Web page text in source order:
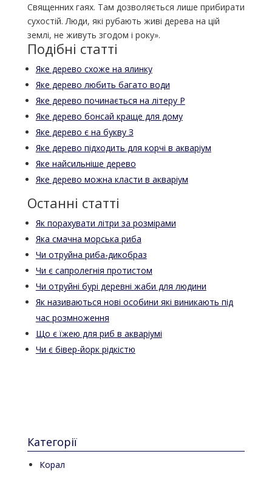
Священних гаях. Там дозволяється лише прибирати
сухостій. Люди, які рубають живі дерева на цій
землі, не живуть згодом і року».
Подібні статті
Яке дерево схоже на ялинку
Яке дерево любить багато води
Яке дерево починається на літеру Р
Яке дерево бонсай краще для дому
Яке дерево є на букву З
Яке дерево підходить для корчі в акваріум
Яке найсильніше дерево
Яке дерево можна класти в акваріум
Останні статті
Як порахувати літри за розмірами
Яка смачна морська риба
Чи отруйна риба-дикобраз
Чи є сапролегнія протистом
Чи отруйні бурі деревні жаби для людини
Як називаються нові особини які виникають під
час розмноження
Що є їжею для риб в акваріумі
Чи є бівер-йорк рідкістю
Категорії
Корал